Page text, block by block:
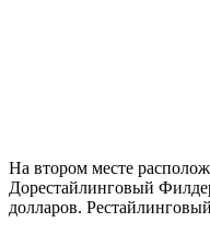
На втором месте
Дорестайлинговый
долларов.